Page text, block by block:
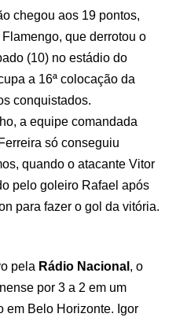
chegou aos 19 pontos,
que derrotou o
(10) no estádio do
a 16ª colocação da
conquistados.
a equipe comandada
só conseguiu
quando o atacante Vitor
pelo goleiro Rafael após
para fazer o gol da vitória.
pela Rádio Nacional , o
por 3 a 2 em um
em Belo Horizonte. Igor